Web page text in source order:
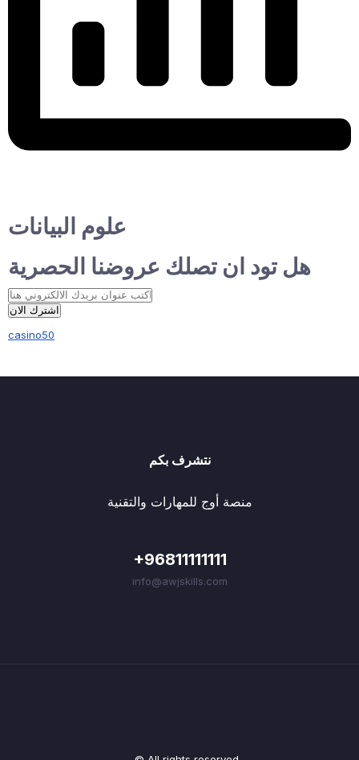
علوم البيانات
هل تود ان تصلك عروضنا الحصرية
اشترك الان
casino50
نتشرف بكم
منصة أوج للمهارات والتقنية
+96811111111
info@awjskills.com